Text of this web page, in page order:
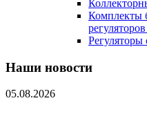
Комплекты
Регуляторы
Наши новости
05.08.2026